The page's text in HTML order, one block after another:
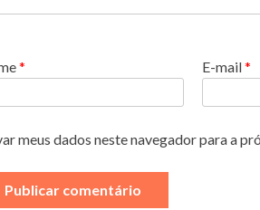
* E-mail*
meus dados neste navegador para a